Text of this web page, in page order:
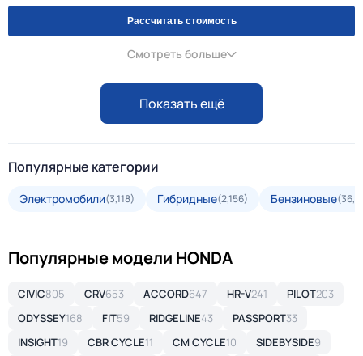
Рассчитать стоимость
Смотреть больше
Показать ещё
Популярные категории
Электромобили(3,118) Гибридные(2,156) Бензиновые
Популярные модели HONDA
CIVIC805 CRV653 ACCORD647 HR-V241 PILOT203
ODYSSEY168 FIT59 RIDGELINE43 PASSPORT33
INSIGHT19 CBR CYCLE11 CM CYCLE10 SIDEBYSIDE9